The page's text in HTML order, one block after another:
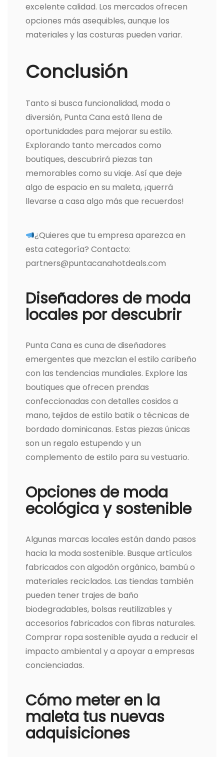
excelente calidad. Los mercados ofrecen
opciones más asequibles, aunque los
materiales y las costuras pueden variar.
Conclusión
Tanto si busca funcionalidad, moda o
diversión, Punta Cana está llena de
oportunidades para mejorar su estilo.
Explorando tanto mercados como
boutiques, descubrirá piezas tan
memorables como su viaje. Así que deje
algo de espacio en su maleta, ¡querrá
llevarse a casa algo más que recuerdos!
¿Quieres que tu empresa aparezca en
esta categoría? Contacto:
partners@puntacanahotdeals.com
Diseñadores de moda
locales por descubrir
Punta Cana es cuna de diseñadores
emergentes que mezclan el estilo caribeño
con las tendencias mundiales. Explore las
boutiques que ofrecen prendas
confeccionadas con detalles cosidos a
mano, tejidos de estilo batik o técnicas de
bordado dominicanas. Estas piezas únicas
son un regalo estupendo y un
complemento de estilo para su vestuario.
Opciones de moda
ecológica y sostenible
Algunas marcas locales están dando pasos
hacia la moda sostenible. Busque artículos
fabricados con algodón orgánico, bambú o
materiales reciclados. Las tiendas también
pueden tener trajes de baño
biodegradables, bolsas reutilizables y
accesorios fabricados con fibras naturales.
Comprar ropa sostenible ayuda a reducir el
impacto ambiental y a apoyar a empresas
concienciadas.
Cómo meter en la
maleta tus nuevas
adquisiciones